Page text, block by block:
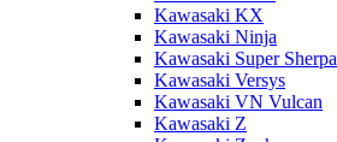
Kawasaki KX
Kawasaki Ninja
Kawasaki Super Sherpa
Kawasaki Versys
Kawasaki VN Vulcan
Kawasaki Z